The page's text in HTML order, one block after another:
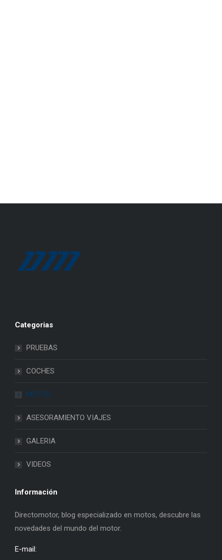
Categorias
PRUEBAS
COCHES
MOTOS
ASESORAMIENTO VIAJES
GALERIA
VIDEOS
Información
Directomotor, blog especializado en motos, descubre las
novedades del mundo del motor.
E-mail: